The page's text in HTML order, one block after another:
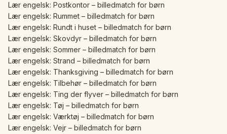
Lær engelsk: Postkontor – billedmatch for børn
Lær engelsk: Rummet – billedmatch for børn
Lær engelsk: Rundt i huset – billedmatch for børn
Lær engelsk: Skovdyr – billedmatch for børn
Lær engelsk: Sommer – billedmatch for børn
Lær engelsk: Strand – billedmatch for børn
Lær engelsk: Thanksgiving – billedmatch for børn
Lær engelsk: Tilbehør – billedmatch for børn
Lær engelsk: Ting der flyver – billedmatch for børn
Lær engelsk: Tøj – billedmatch for børn
Lær engelsk: Værktøj – billedmatch for børn
Lær engelsk: Vejr – billedmatch for børn